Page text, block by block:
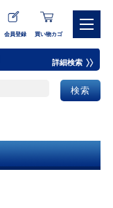
会員登録 買い物カゴ
詳細検索